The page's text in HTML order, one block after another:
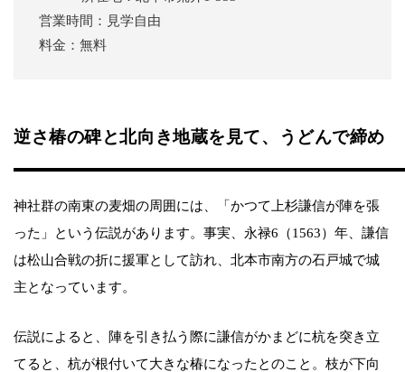
営業時間：見学自由
料金：無料
逆さ椿の碑と北向き地蔵を見て、うどんで締め
神社群の南東の麦畑の周囲には、「かつて上杉謙信が陣を張
った」という伝説があります。事実、永禄6（1563）年、謙信
は松山合戦の折に援軍として訪れ、北本市南方の石戸城で城
主となっています。
伝説によると、陣を引き払う際に謙信がかまどに杭を突き立
てると、杭が根付いて大きな椿になったとのこと。枝が下向